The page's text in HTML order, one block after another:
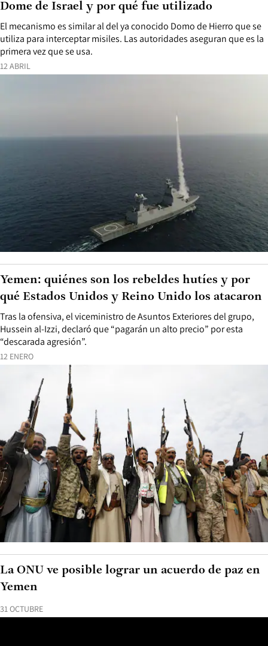
12 ABRIL
El mecanismo es similar al del ya conocido Domo de Hierro que se
utiliza para interceptar misiles. Las autoridades aseguran que es la
primera vez que se usa.
Dome de Israel y por qué fue utilizado
12 ENERO
Tras la ofensiva, el viceministro de Asuntos Exteriores del grupo,
Hussein al-Izzi, declaró que “pagarán un alto precio” por esta
“descarada agresión”.
Yemen: quiénes son los rebeldes hutíes y por
qué Estados Unidos y Reino Unido los atacaron
31 OCTUBRE
La ONU ve posible lograr un acuerdo de paz en
Yemen